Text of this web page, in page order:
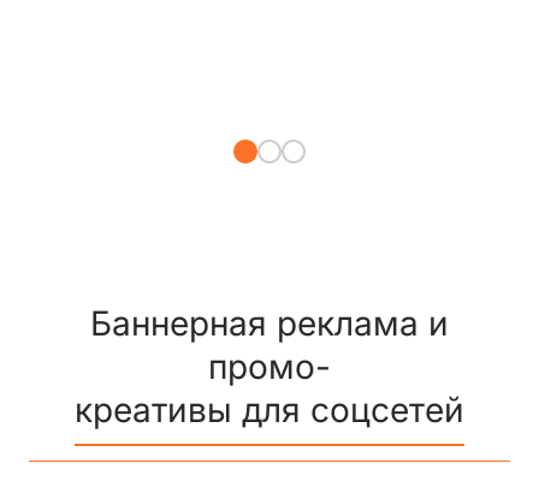
Баннерная реклама и
промо-
креативы для соцсетей